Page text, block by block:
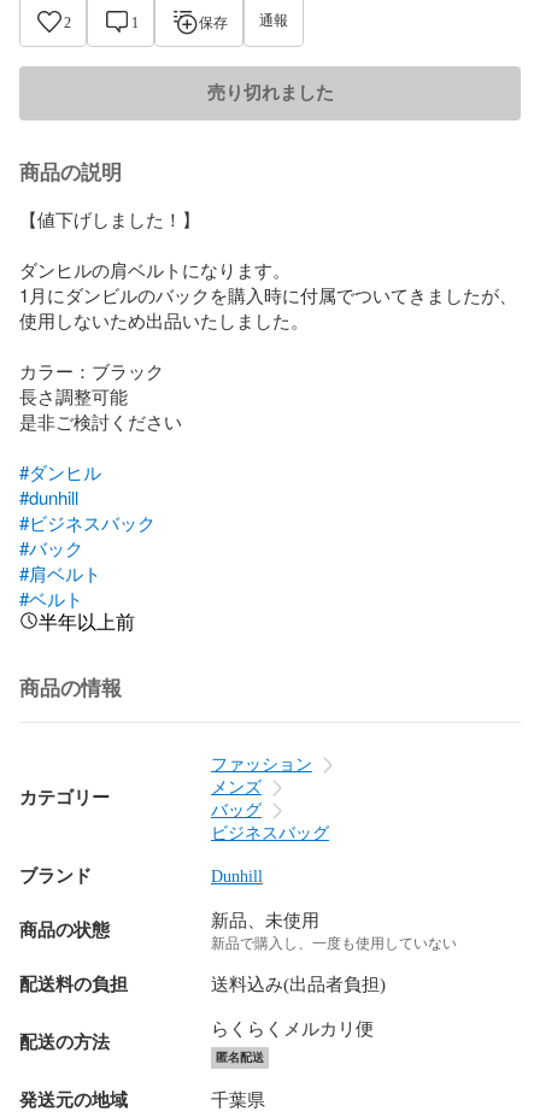
2 1 保存 通報
売り切れました
商品の説明
【値下げしました！】
ダンヒルの肩ベルトになります。
1月にダンビルのバックを購入時に付属でついてきましたが、
使用しないため出品いたしました。
カラー：ブラック
長さ調整可能
是非ご検討ください
#ダンヒル
#dunhill
#ビジネスバック
#バック
#肩ベルト
#ベルト
半年以上前
商品の情報
カテゴリー
ファッション
メンズ
バッグ
ビジネスバッグ
ブランド Dunhill
商品の状態 新品、未使用
新品で購入し、一度も使用していない
配送料の負担 送料込み(出品者負担)
配送の方法
らくらくメルカリ便
匿名配送
発送元の地域 千葉県